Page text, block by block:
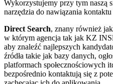
Wykorzystujemy przy tym naszą
narzędzia do nawiązania
Direct Search, znany również
w którym agencja tak jak KZ
aby znaleźć najlepszych
źródła takie jak bazy danych,
platformach społecznościowych
bezpośrednio kontaktują się z